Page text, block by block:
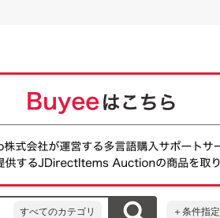
すべてのカテゴリ ＋条件指定